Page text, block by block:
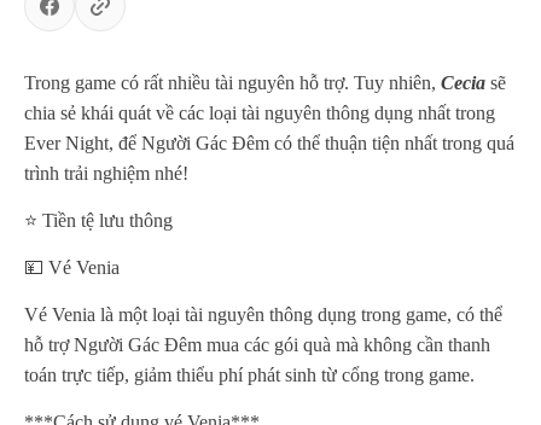
Trong game có rất nhiều tài nguyên hỗ trợ. Tuy nhiên, Cecia sẽ
chia sẻ khái quát về các loại tài nguyên thông dụng nhất trong
Ever Night, để Người Gác Đêm có thể thuận tiện nhất trong quá
trình trải nghiệm nhé!
⭐️ Tiền tệ lưu thông
💴 Vé Venia
Vé Venia là một loại tài nguyên thông dụng trong game, có thể
hỗ trợ Người Gác Đêm mua các gói quà mà không cần thanh
toán trực tiếp, giảm thiểu phí phát sinh từ cổng trong game.